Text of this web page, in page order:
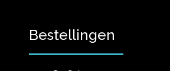
Bestellingen